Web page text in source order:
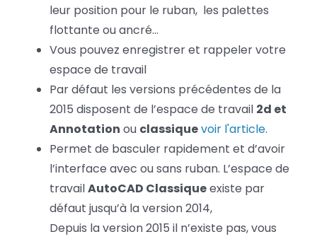
leur position pour le ruban, les palettes
flottante ou ancré…
Vous pouvez enregistrer et rappeler votre
espace de travail
Par défaut les versions précédentes de la
2015 disposent de l’espace de travail 2d et
Annotation ou classiquevoir l'article.
Permet de basculer rapidement et d’avoir
l’interface avec ou sans ruban. L’espace de
travailAutoCAD Classiqueexiste par
défaut jusqu’à la version 2014,
Depuis la version 2015 il n’existe pas, vous